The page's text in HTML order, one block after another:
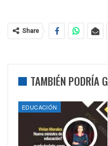
Share
TAMBIÉN PODRÍA
EDUCACIÓN